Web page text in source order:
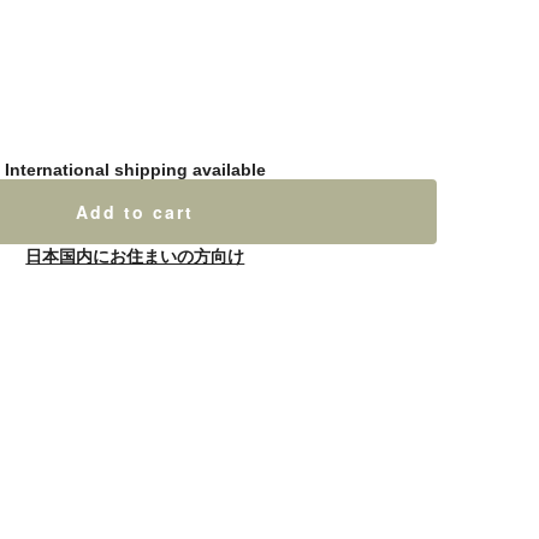
International shipping available
Add to cart
日本国内にお住まいの方向け